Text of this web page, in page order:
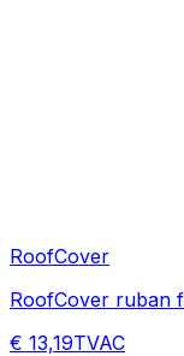
RoofCover
RoofCover ruban
€ 13,19TVAC